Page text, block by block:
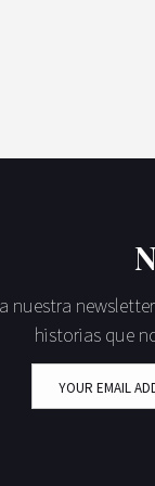
nuestra
historias que